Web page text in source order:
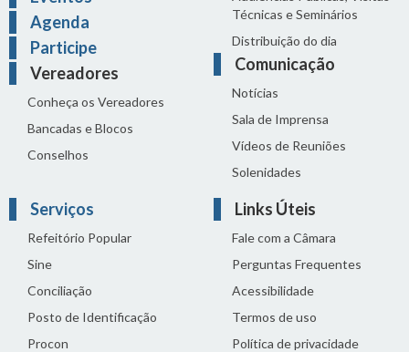
Agenda
Participe
Vereadores
Conheça os Vereadores
Bancadas e Blocos
Conselhos
Técnicas e Seminários
Distribuição do dia
Comunicação
Notícias
Sala de Imprensa
Vídeos de Reuniões
Solenidades
Serviços
Refeitório Popular
Sine
Conciliação
Posto de Identificação
Procon
Links Úteis
Fale com a Câmara
Perguntas Frequentes
Acessibilidade
Termos de uso
Política de privacidade